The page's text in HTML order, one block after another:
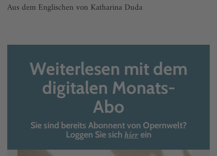
Aus dem Englischen von Katharina Duda
Weiterlesen mit dem
digitalen Monats-
Abo
Sie sind bereits Abonnent von Opernwelt?
Loggen Sie sich hierein